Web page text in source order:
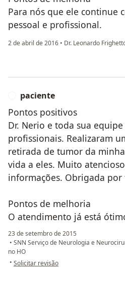
Para nós que ele continue
pessoal e profissional.
2 de abril de 2016 • Dr. Leonardo
paciente
Pontos positivos
Dr. Nerio e toda sua
profissionais. Realizaram
retirada de tumor da
vida a eles. Muito
informações. Obrigada por
Pontos de melhoria
O atendimento já está
23 de setembro de 2015
• SNN Serviço de Neurologia e
no HO
• na opinião do utilizador paciente
Solicitar revisão